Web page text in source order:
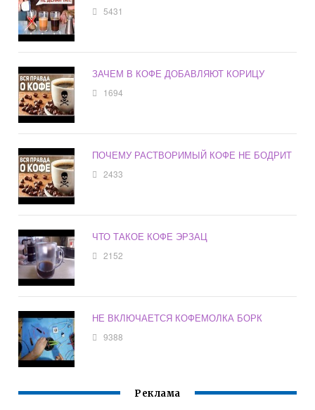
5431
ЗАЧЕМ В КОФЕ ДОБАВЛЯЮТ КОРИЦУ
1694
ПОЧЕМУ РАСТВОРИМЫЙ КОФЕ НЕ БОДРИТ
2433
ЧТО ТАКОЕ КОФЕ ЭРЗАЦ
2152
НЕ ВКЛЮЧАЕТСЯ КОФЕМОЛКА БОРК
9388
Реклама